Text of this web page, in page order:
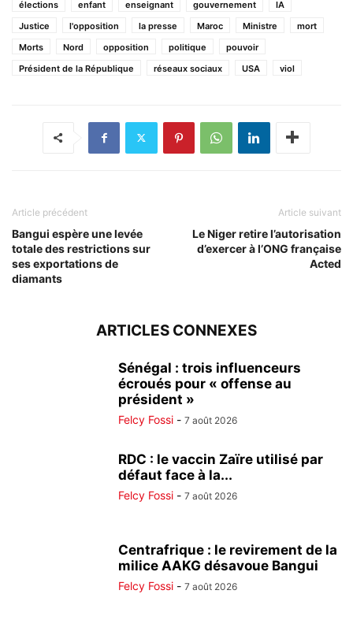
élections
enfant enseignant gouvernement
IA
Justice
l'opposition la presse Maroc Ministre
mort
Morts
Nord opposition politique
pouvoir
Président de la République
réseaux sociaux USA viol
Article précédent
Bangui espère une levée
totale des restrictions sur
ses exportations de
diamants
Article suivant
Le Niger retire l’autorisation
d’exercer à l’ONG française
Acted
ARTICLES CONNEXES
Sénégal : trois influenceurs
écroués pour « offense au
président »
Felcy Fossi - 7 août 2026
RDC : le vaccin Zaïre utilisé par
défaut face à la...
Felcy Fossi - 7 août 2026
Centrafrique : le revirement de la
milice AAKG désavoue Bangui
Felcy Fossi - 7 août 2026